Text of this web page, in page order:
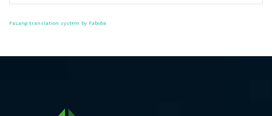
FaLang translation system by Faboba